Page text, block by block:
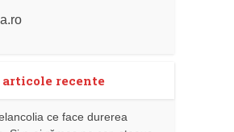
articole recente
ce face durerea